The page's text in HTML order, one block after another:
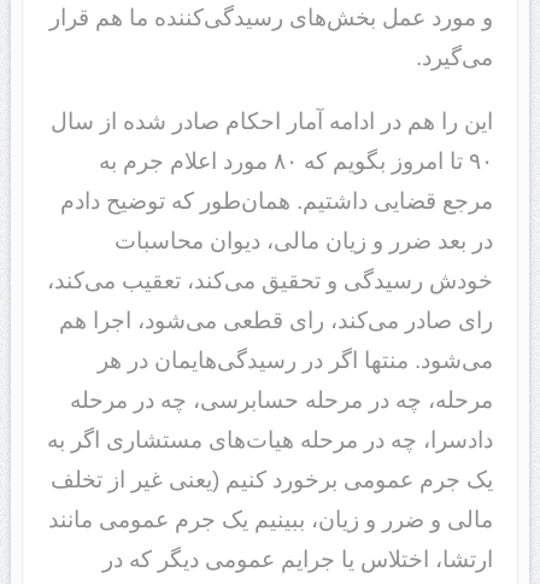
و مورد عمل بخش‌های رسیدگی‌کننده ما هم قرار
می‌گیرد.
این را هم در ادامه آمار احکام صادر شده از سال
٩٠ تا امروز بگویم که ٨٠ مورد اعلام جرم به
مرجع قضایی داشتیم. همان‌طور که توضیح دادم
در بعد ضرر و زیان مالی، دیوان محاسبات
خودش رسیدگی و تحقیق می‌کند، تعقیب می‌کند،
رای صادر می‌کند، رای قطعی می‌شود، اجرا هم
می‌شود. منتها اگر در رسیدگی‌هایمان در هر
مرحله، چه در مرحله حسابرسی، چه در مرحله
دادسرا، چه در مرحله هیات‌های مستشاری اگر به
یک جرم عمومی برخورد کنیم (یعنی غیر از تخلف
مالی و ضرر و زیان، ببینیم یک جرم عمومی مانند
ارتشا، اختلاس یا جرایم عمومی دیگر که در